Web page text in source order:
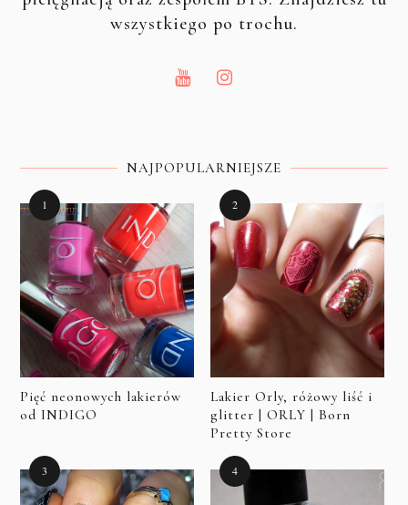
wszystkiego po trochu.
NAJPOPULARNIEJSZE
Pięć neonowych lakierów
od INDIGO
Lakier Orly, różowy liść i
glitter | ORLY | Born
Pretty Store